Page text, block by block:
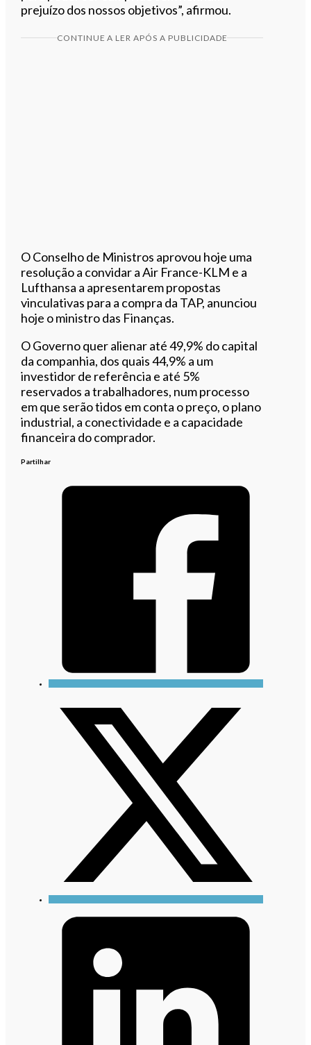
prejuízo dos nossos objetivos”, afirmou.
CONTINUE A LER APÓS A PUBLICIDADE
O Conselho de Ministros aprovou hoje uma
resolução a convidar a Air France-KLM e a
Lufthansa a apresentarem propostas
vinculativas para a compra da TAP, anunciou
hoje o ministro das Finanças.
O Governo quer alienar até 49,9% do capital
da companhia, dos quais 44,9% a um
investidor de referência e até 5%
reservados a trabalhadores, num processo
em que serão tidos em conta o preço, o plano
industrial, a conectividade e a capacidade
financeira do comprador.
Partilhar